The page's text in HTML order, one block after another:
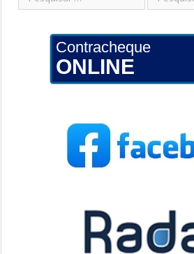
Contracheque
ONLINE